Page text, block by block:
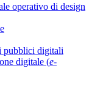
operativo di design
pubblici digitali
digitale (e-